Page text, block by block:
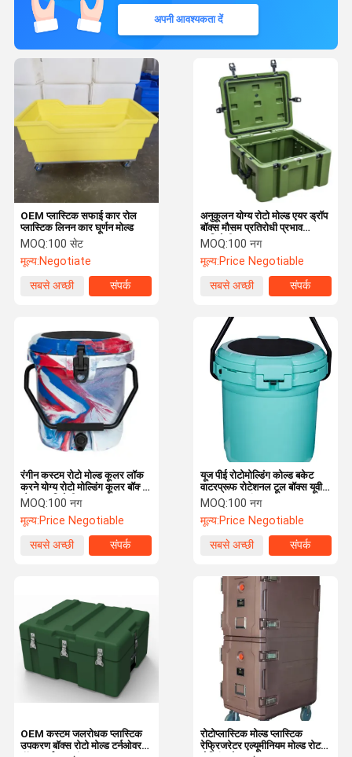
हमारे बारे में फैक्टरी यात्रा
अपनी आवश्यकता दें
अनुकूलन योग्य रोटो मोल्ड एयर ड्रॉप
बॉक्स मौसम प्रतिरोधी प्रभाव
प्रतिरोधी
MOQ:100 नग
मूल्य:Price Negotiable
सबसे अच्छी
संपर्क
OEM प्लास्टिक सफाई कार रोल
प्लास्टिक लिनन कार घूर्णन मोल्ड
MOQ:100 सेट
मूल्य:Negotiate
सबसे अच्छी
संपर्क
यूज पीई रोटोमोल्डिंग कोल्ड बकेट
वाटरप्रूफ रोटेशनल टूल बॉक्स यूवी
प्रूफ कस्टम रंग
MOQ:100 नग
मूल्य:Price Negotiable
सबसे अच्छी
संपर्क
रंगीन कस्टम रोटो मोल्ड कूलर लॉक
करने योग्य रोटो मोल्डिंग कूलर बॉक्स
मौसम प्रतिरोधी
MOQ:100 नग
मूल्य:Price Negotiable
सबसे अच्छी
संपर्क
रोटोप्लास्टिक मोल्ड प्लास्टिक
रेफ्रिजरेटर एल्यूमीनियम मोल्ड रोटरी
OEM कस्टम जलरोधक प्लास्टिक
उपकरण बॉक्स रोटो मोल्ड टर्नओवर